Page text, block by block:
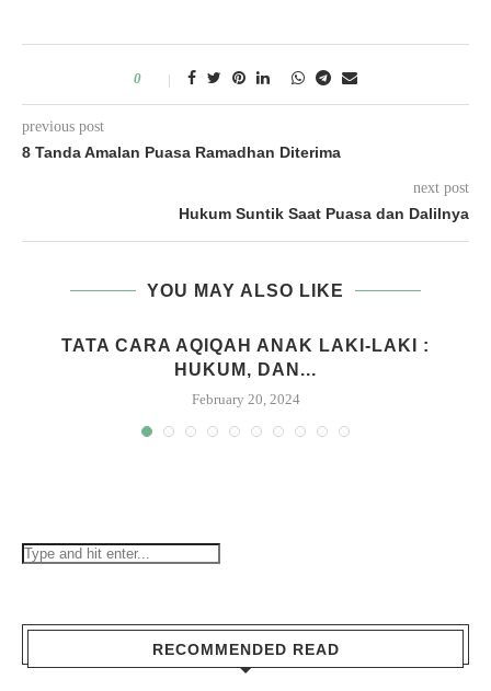
0
previous post
8 Tanda Amalan Puasa Ramadhan Diterima
next post
Hukum Suntik Saat Puasa dan Dalilnya
YOU MAY ALSO LIKE
TATA CARA AQIQAH ANAK LAKI-LAKI :
HUKUM, DAN...
February 20, 2024
RECOMMENDED READ